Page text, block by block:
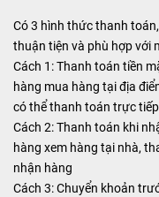
Có 3 hình thức thanh
thuận tiện và phù hợp với
Cách 1: Thanh toán tiền
hàng mua hàng tại địa
có thể thanh toán trực
Cách 2: Thanh toán khi
hàng xem hàng tại nhà,
nhận hàng
Cách 3: Chuyển khoản